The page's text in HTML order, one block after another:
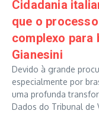
Cidadania
que o
complexo para
Gianesini
Devido à grande
especialmente por
uma profunda
Dados do Tribunal de